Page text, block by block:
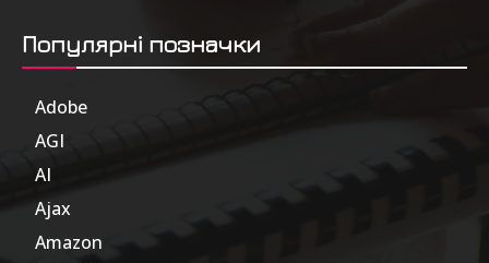
Популярні позначки
Adobe
AGI
AI
Ajax
Amazon